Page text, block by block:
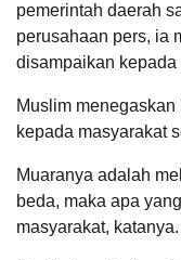
pemerintah daerah
perusahaan pers, ia
disampaikan
Muslim
kepada masyarakat
Muaranya adalah
beda, maka apa
masyarakat, katanya.